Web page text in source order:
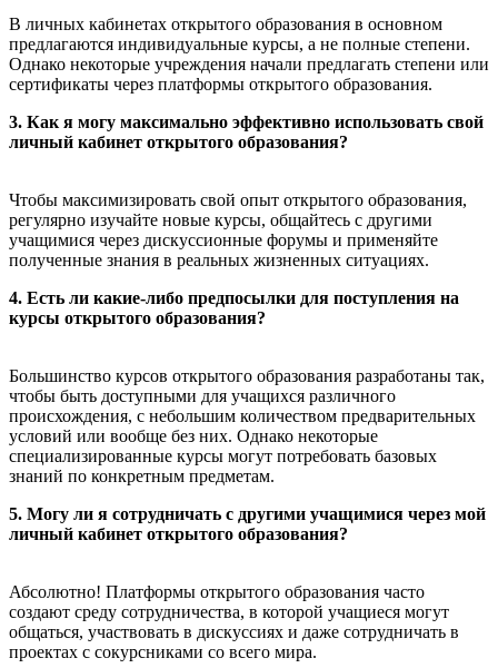
В личных кабинетах открытого образования в основном
предлагаются индивидуальные курсы, а не полные степени.
Однако некоторые учреждения начали предлагать степени или
сертификаты через платформы открытого образования.
3. Как я могу максимально эффективно использовать свой
личный кабинет открытого образования?
Чтобы максимизировать свой опыт открытого образования,
регулярно изучайте новые курсы, общайтесь с другими
учащимися через дискуссионные форумы и применяйте
полученные знания в реальных жизненных ситуациях.
4. Есть ли какие-либо предпосылки для поступления на
курсы открытого образования?
Большинство курсов открытого образования разработаны так,
чтобы быть доступными для учащихся различного
происхождения, с небольшим количеством предварительных
условий или вообще без них. Однако некоторые
специализированные курсы могут потребовать базовых
знаний по конкретным предметам.
5. Могу ли я сотрудничать с другими учащимися через мой
личный кабинет открытого образования?
Абсолютно! Платформы открытого образования часто
создают среду сотрудничества, в которой учащиеся могут
общаться, участвовать в дискуссиях и даже сотрудничать в
проектах с сокурсниками со всего мира.